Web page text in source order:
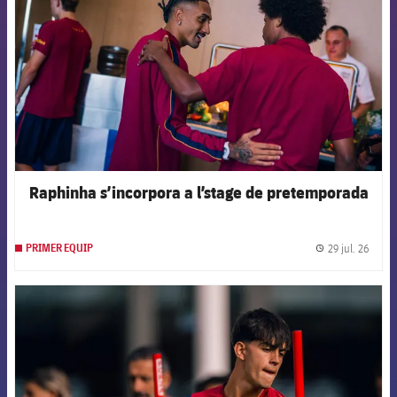
Raphinha s’incorpora a l’stage de pretemporada
PRIMER EQUIP 29 jul. 26